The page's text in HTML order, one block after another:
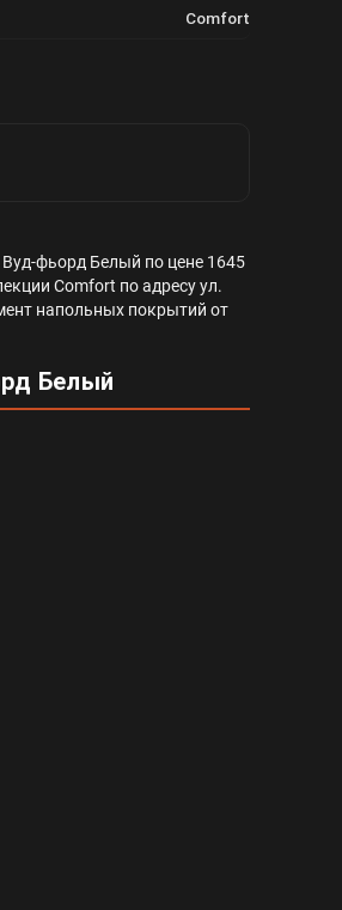
Comfort
фьорд Белый по цене 1645
Comfort по адресу ул.
напольных покрытий от
Белый